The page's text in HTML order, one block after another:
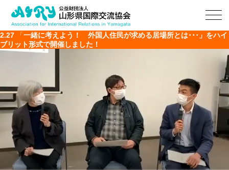
2.27 「一緒に考えよう！ 外国人住民が求める居場所とは･･･」をハイ
ブリット形式で開催しました！